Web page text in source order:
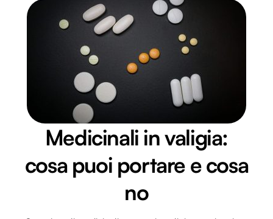
Medicinali in valigia:
cosa puoi portare e cosa
no